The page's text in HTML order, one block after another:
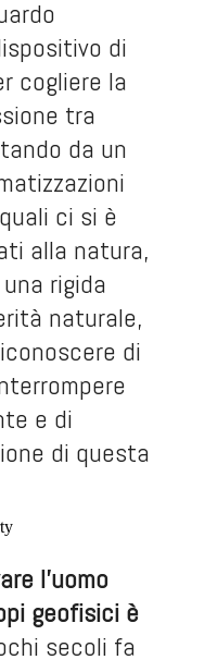
di
cogliere la
tra
da un
ci si è
alla natura,
rigida
naturale,
di
e di
di questa
l’uomo
geofisici è
secoli fa